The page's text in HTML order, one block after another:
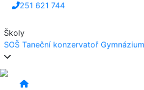
251 621 744
Školy
SOŠ Taneční konzervatoř Gymnázium